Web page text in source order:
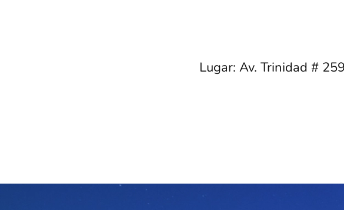
Lugar: Av. Trinidad # 259